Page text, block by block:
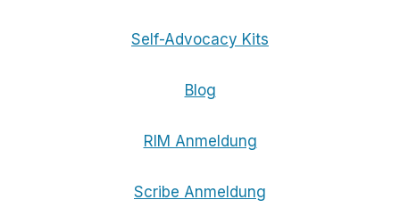
Self-Advocacy Kits
Blog
RIM Anmeldung
Scribe Anmeldung